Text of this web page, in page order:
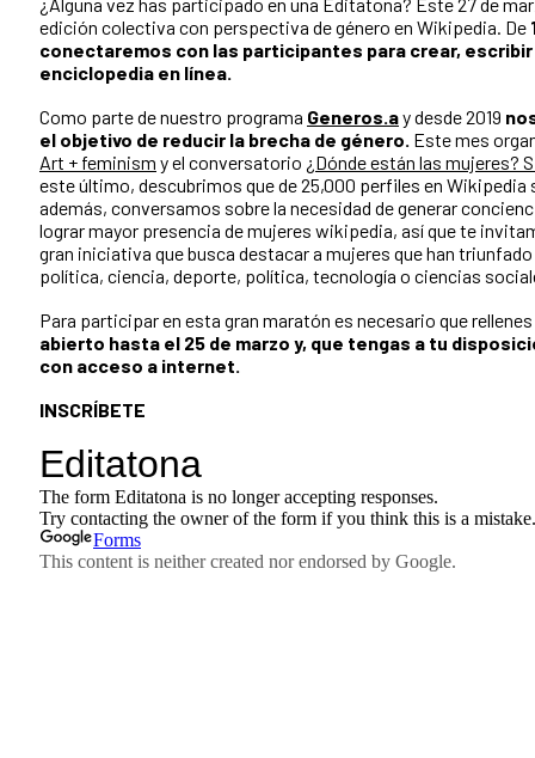
edición colectiva con perspectiva de género en Wikipedia. De
conectaremos con las participantes para crear,
enciclopedia en línea.
Como parte de nuestro programa Generos.ay desde 2019
el objetivo de reducir la brecha de género. Este mes
Art + feminism y el conversatorio ¿Dónde están las mujeres?
este último, descubrimos que de 25,000 perfiles en Wikipedia
además, conversamos sobre la necesidad de generar
lograr mayor presencia de mujeres wikipedia, así que te
gran iniciativa que busca destacar a mujeres que han
política, ciencia, deporte, política, tecnología o ciencias
Para participar en esta gran maratón es necesario que
abierto hasta el 25 de marzo y, que tengas a tu
con acceso a internet.
INSCRÍBETE